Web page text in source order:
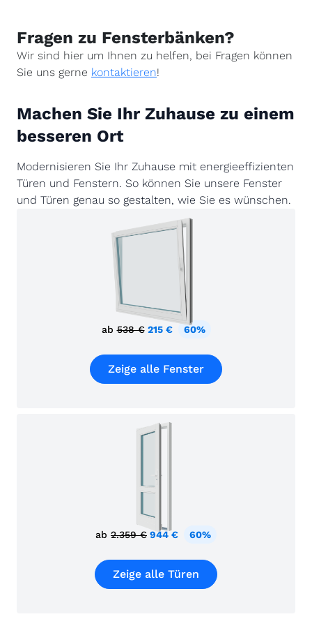
Fragen zu Fensterbänken?
Wir sind hier um Ihnen zu helfen, bei Fragen können
Sie uns gerne kontaktieren!
Machen Sie Ihr Zuhause zu einem
besseren Ort
Modernisieren Sie Ihr Zuhause mit energieeffizienten
Türen und Fenstern. So können Sie unsere Fenster
und Türen genau so gestalten, wie Sie es wünschen.
ab 538 € 215 € 60%
Zeige alle Fenster
ab 2.359 € 944 € 60%
Zeige alle Türen